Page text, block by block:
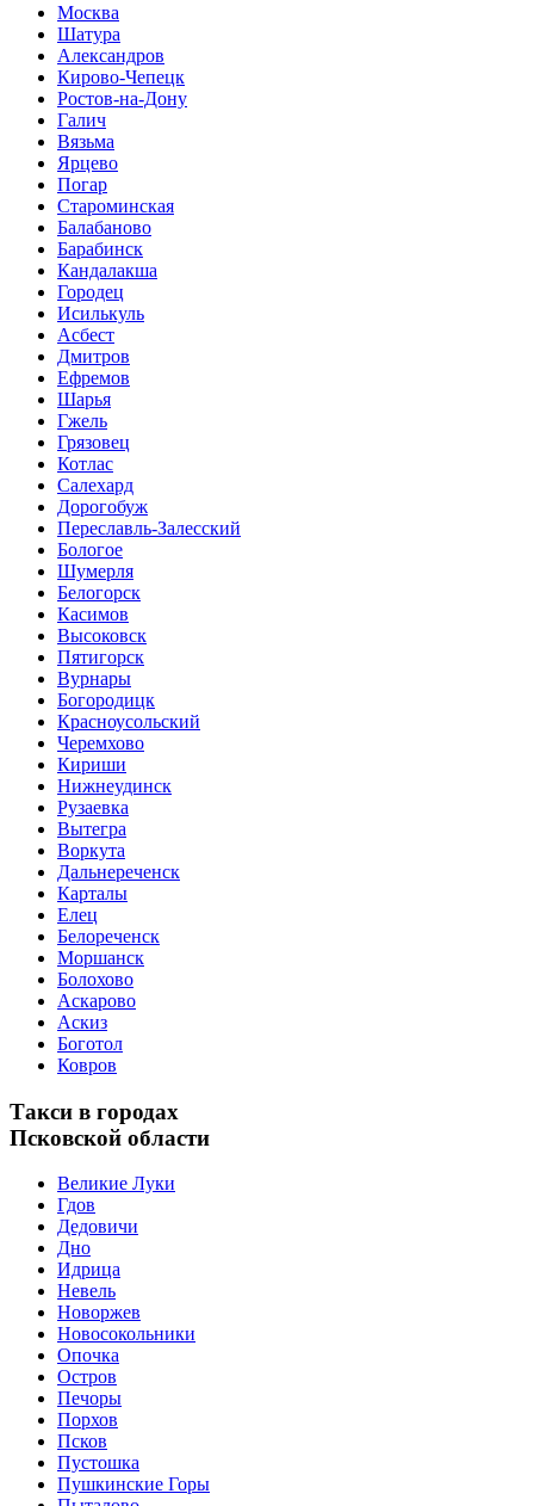
Москва
Шатура
Александров
Кирово-Чепецк
Ростов-на-Дону
Галич
Вязьма
Ярцево
Погар
Староминская
Балабаново
Барабинск
Кандалакша
Городец
Исилькуль
Асбест
Дмитров
Ефремов
Шарья
Гжель
Грязовец
Котлас
Салехард
Дорогобуж
Переславль-Залесский
Бологое
Шумерля
Белогорск
Касимов
Высоковск
Пятигорск
Вурнары
Богородицк
Красноусольский
Черемхово
Кириши
Нижнеудинск
Рузаевка
Вытегра
Воркута
Дальнереченск
Карталы
Елец
Белореченск
Моршанск
Болохово
Аскарово
Аскиз
Боготол
Ковров
Такси в городах
Псковской области
Великие Луки
Гдов
Дедовичи
Дно
Идрица
Невель
Новоржев
Новосокольники
Опочка
Остров
Печоры
Порхов
Псков
Пустошка
Пушкинские Горы